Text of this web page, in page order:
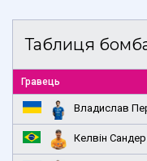
Таблиця
Гравець
Владислав
Келвін